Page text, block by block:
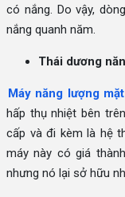
có nắng. Do vậy,
nắng quanh năm.
Thái dương
Máy năng lượng
hấp thụ nhiệt bên
cấp và đi kèm là hệ
máy này có giá
nhưng nó lại sở hữu